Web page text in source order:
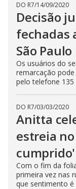
DO R7/14/09/2020
Decisão
fechadas
São Paulo
Os usuários do
remarcação
pelo telefone 135
DO R7/03/03/2020
Anitta
estreia no
cumprido'
Com o fim da
primeira vez nas
que sentimento é